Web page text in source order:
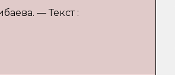
— Текст :